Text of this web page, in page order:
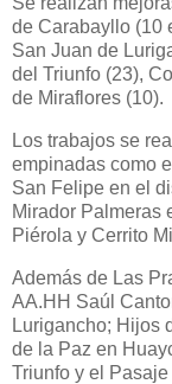
de Carabayllo (10
San Juan de
del Triunfo (23),
de Miraflores (10).
Los trabajos se
empinadas como
San Felipe en el
Mirador Palmeras
Piérola y Cerrito
Además de Las
AA.HH Saúl
Lurigancho; Hijos
de la Paz en
Triunfo y el